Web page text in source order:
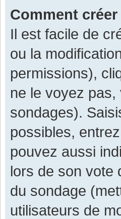
Comment
Il est facile de
ou la
permissions),
ne le voyez pas,
sondages).
possibles,
pouvez aussi
lors de son vote
du sondage
utilisateurs de